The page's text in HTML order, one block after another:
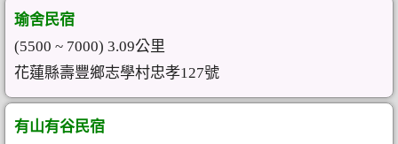
瑜舍民宿
(5500 ~ 7000) 3.09公里
花蓮縣壽豐鄉志學村忠孝127號
有山有谷民宿